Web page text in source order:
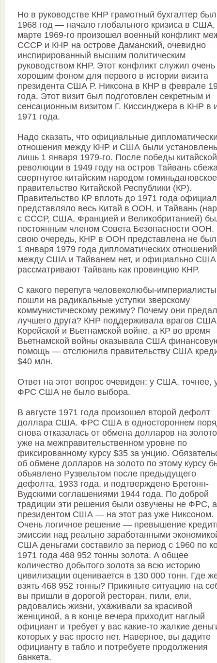
Но в руководстве КНР грамотный бухгалтер
1968 год — начало глобального кризиса в США,
марте 1969-го произошел военный конфликт
СССР и КНР на острове Даманский, очевидно
инспирированный высшим политическим
руководством КНР. Этот конфликт служил очень
хорошим фоном для первого в истории визита
президента США Р. Никсона в КНР в феврале
года. Этот визит был подготовлен секретным и
сенсационным визитом Г. Киссинджера в КНР в
1971 года.
Надо сказать, что официальные
отношения между КНР и США были
лишь 1 января 1979-го. После победы китайской
революции в 1949 году на остров Тайвань
свергнутое китайским народом гоминьдановское
правительство Китайской Республики (КР).
Правительство КР вплоть до 1971 года
представляло весь Китай в ООН, и Тайвань
с СССР, США, Францией и Великобританией)
постоянным членом Совета Безопасности ООН.
свою очередь, КНР в ООН представлена не
1 января 1979 года дипломатических отношений
между США и Тайванем нет, и официально США
рассматривают Тайвань как провинцию КНР.
С какого перепуга человеколюбы-империалисты
пошли на радикальные уступки зверскому
коммунистическому режиму? Почему они
лучшего друга? КНР поддерживала врагов
Корейской и Вьетнамской войне, а КР во время
Вьетнамской войны оказывала США
помощь — отслюнила правительству США
$40 млн.
Ответ на этот вопрос очевиден: у США, точнее,
ФРС США не было выбора.
В августе 1971 года произошел второй дефолт
доллара США. ФРС США в одностороннем
снова отказалась от обмена долларов на
уже на межправительственном уровне по
фиксированному курсу $35 за унцию.
об обмене долларов на золото по этому курсу
объявлено Рузвельтом после предыдущего
дефолта, 1933 года, и подтверждено Бретонн-
Вудскими соглашениями 1944 года. По доброй
традиции эти решения были озвучены не ФРС, а
президентом США — на этот раз уже Никсоном.
Очень логичное решение — превышение
эмиссии над реально заработанными
США деньгами составило за период с 1960 по
1971 года 468 952 тонны золота. А общее
количество добытого золота за всю историю
цивилизации оценивается в 130 000 тонн. Где
взять 468 952 тонны? Прикиньте ситуацию на
вы пришли в дорогой ресторан, пили, ели,
радовались жизни, ухаживали за красивой
женщиной, а в конце вечера приходит наглый
официант и требует у вас какие-то жалкие
которых у вас просто нет. Наверное, вы дадите
официанту в табло и потребуете продолжения
банкета.